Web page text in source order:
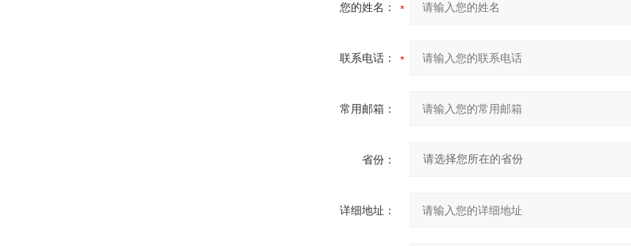
您的姓名：
联系电话：
常用邮箱：
省份：
详细地址：